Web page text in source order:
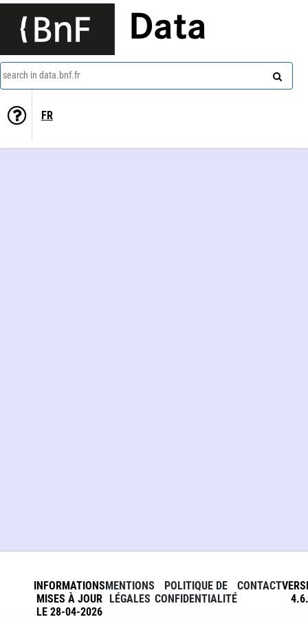
Data
search in data.bnf.fr
FR
INFORMATIONS
MISES À JOUR
LE 28-04-2026
MENTIONS
LÉGALES
POLITIQUE DE
CONFIDENTIALITÉ
CONTACT